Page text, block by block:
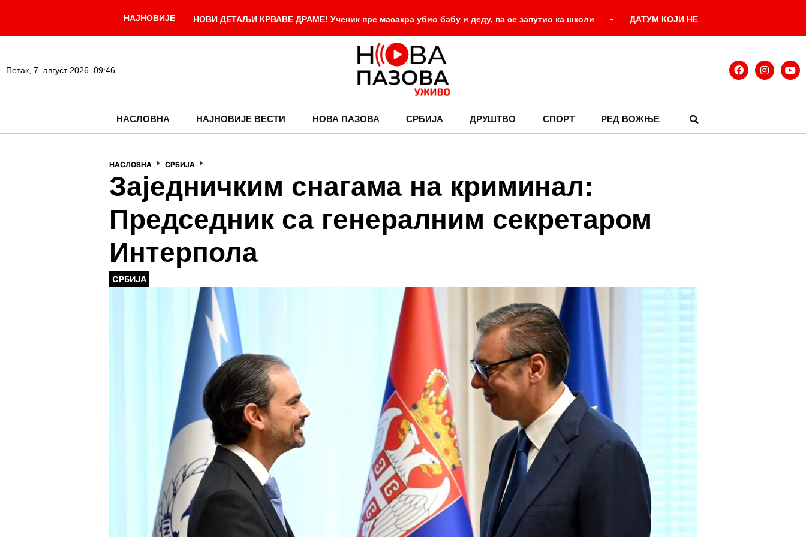
НАЈНОВИЈЕ НОВИ ДЕТАЉИ КРВАВЕ ДРАМЕ! Ученик пре масакра убио бабу и деду, па се запутио ка школи - ДАТУМ КОЈИ НЕ
ПРОЛАЗИ! Сећање на крваву Петровачку и Приједорску цесту
ПУТ У БЕОГРАД Председник Вучић открио о чему ће бити разговора током посете украјинског председника
Средњи курс динара за евро данас 117,3582, за долар 101,8204
Петак, 7. август 2026. 09:46
НАСЛОВНА НАЈНОВИЈЕ ВЕСТИ НОВА ПАЗОВА СРБИЈА ДРУШТВО СПОРТ РЕД ВОЖЊЕ
НАСЛОВНА СРБИЈА
Заједничким снагама на криминал:
Председник са генералним секретаром
Интерпола
СРБИЈА